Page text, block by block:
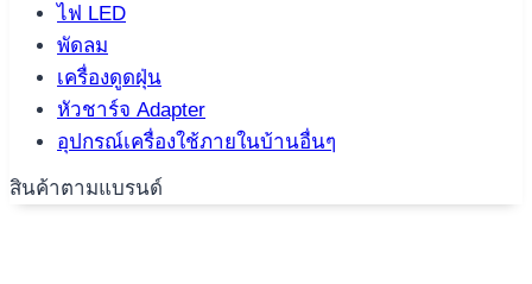
ไฟ LED
พัดลม
เครื่องดูดฝุ่น
หัวชาร์จ Adapter
อุปกรณ์เครื่องใช้ภายในบ้านอื่นๆ
สินค้าตามแบรนด์